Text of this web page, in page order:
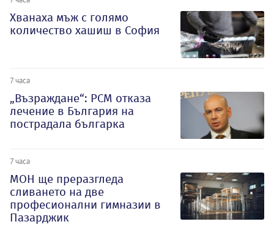
Хванаха мъж с голямо
количество хашиш в София
7 часа
„Възраждане“: РСМ отказа
лечение в България на
пострадала българка
7 часа
МОН ще преразгледа
сливането на две
професионални гимназии в
Пазарджик